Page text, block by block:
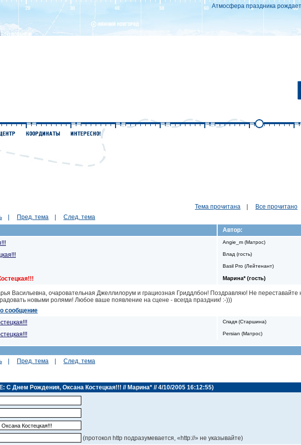
Атмосфера праздника
Тема прочитана Все прочитано
Пред. тема
След. тема
Автор:
Angie_m (Матрос)
Влад (гость)
Basil Pro (Лейтенант)
Марина* (гость)
Васильевна, очаровательная Джеллилорум и грациозная Гриддлбон! Поздравляю! Не переставайте
новыми ролями! Любое ваше появление на сцене - всегда праздник! :-)))
сообщение
Спадя (Старшина)
Persian (Матрос)
Пред. тема След. тема
С Днем Рождения, Оксана Костецкая!!! // Марина* // 4/10/2005 16:12:55)
(протокол http подразумевается, «http://» не указывайте)